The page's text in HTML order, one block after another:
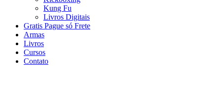
Kung Fu
Livros Digitais
Gratis Pague só Frete
Armas
Livros
Cursos
Contato